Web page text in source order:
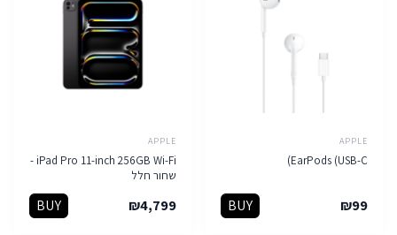
APPLE
EarPods (USB-C)
₪99
BUY
APPLE
iPad Pro 11-inch 256GB Wi-Fi -
שחור חלל
₪4,799
BUY